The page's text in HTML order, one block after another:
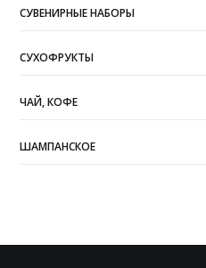
СУВЕНИРНЫЕ НАБОРЫ
СУХОФРУКТЫ
ЧАЙ, КОФЕ
ШАМПАНСКОЕ